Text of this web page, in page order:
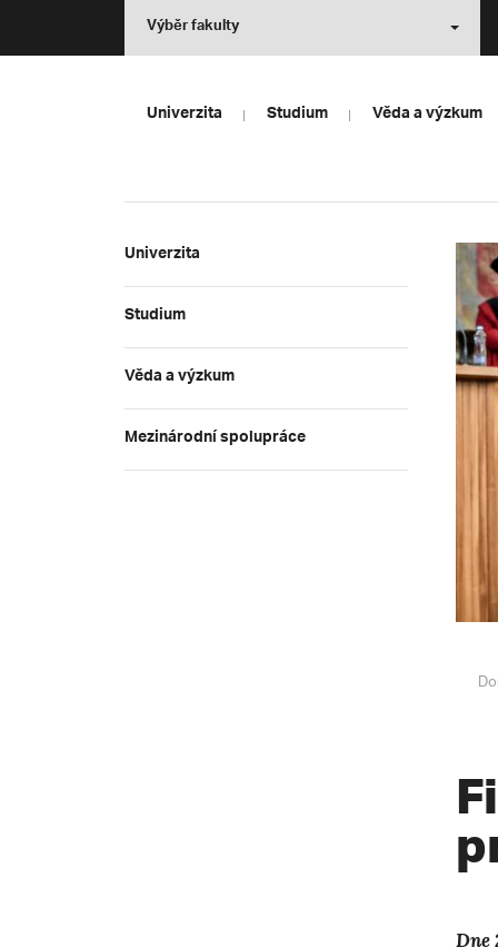
Výběr fakulty
Univerzita Studium Věda a výzkum
Univerzita
Studium
Věda a výzkum
Mezinárodní spolupráce
Dne